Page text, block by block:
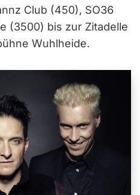
Club (450), SO36
(3500) bis zur Zitadelle
Wuhlheide.